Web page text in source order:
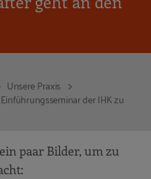
Unsere Praxis
der IHK zu
paar Bilder, um zu